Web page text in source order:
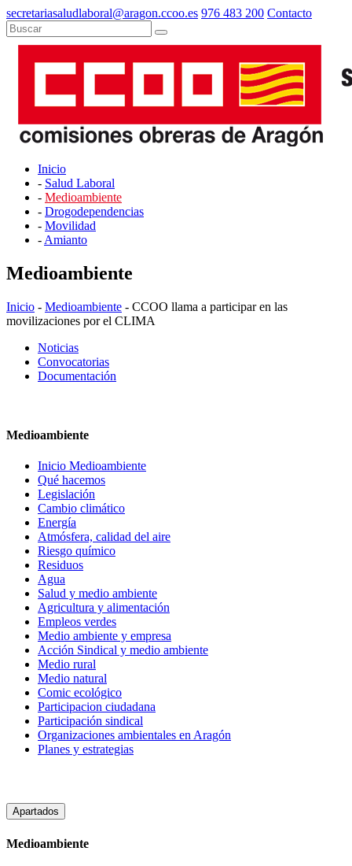
secretariasaludlaboral@aragon.ccoo.es 976 483 200 Contacto
Inicio
- Salud Laboral
- Medioambiente
- Drogodependencias
- Movilidad
- Amianto
Medioambiente
Inicio - Medioambiente - CCOO llama a participar en las
movilizaciones por el CLIMA
Noticias
Convocatorias
Documentación
Medioambiente
Inicio Medioambiente
Qué hacemos
Legislación
Cambio climático
Energía
Atmósfera, calidad del aire
Riesgo químico
Residuos
Agua
Salud y medio ambiente
Agricultura y alimentación
Empleos verdes
Medio ambiente y empresa
Acción Sindical y medio ambiente
Medio rural
Medio natural
Comic ecológico
Participacion ciudadana
Participación sindical
Organizaciones ambientales en Aragón
Planes y estrategias
Apartados
Medioambiente